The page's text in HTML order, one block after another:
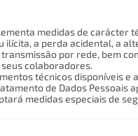
medidas de carácter
a perda acidental, a
por rede, bem
colaboradores.
técnicos disponíveis
de Dados Pessoais
medidas especiais de